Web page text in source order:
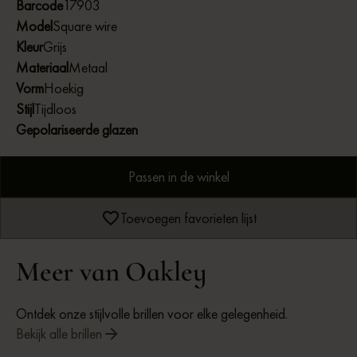
polarized optie voor extra bescherming tegen schittering.
Barcode17903
ModelSquare wire
KleurGrijs
MateriaalMetaal
VormHoekig
StijlTijdloos
Gepolariseerde glazen
Passen in de winkel
Toevoegen favorieten lijst
Meer van Oakley
Ontdek onze stijlvolle brillen voor elke gelegenheid.
Bekijk alle brillen